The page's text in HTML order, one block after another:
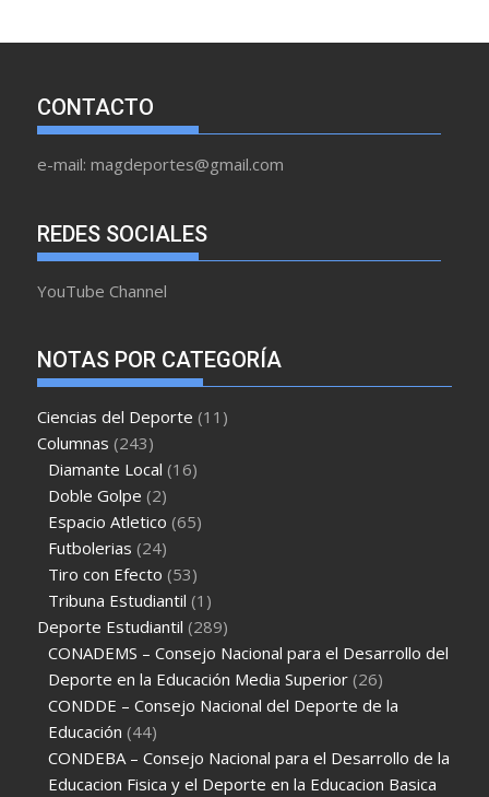
CONTACTO
e-mail: magdeportes@gmail.com
REDES SOCIALES
YouTube Channel
NOTAS POR CATEGORÍA
Ciencias del Deporte (11)
Columnas (243)
Diamante Local (16)
Doble Golpe (2)
Espacio Atletico (65)
Futbolerias (24)
Tiro con Efecto (53)
Tribuna Estudiantil (1)
Deporte Estudiantil (289)
CONADEMS – Consejo Nacional para el Desarrollo del
Deporte en la Educación Media Superior (26)
CONDDE – Consejo Nacional del Deporte de la
Educación (44)
CONDEBA – Consejo Nacional para el Desarrollo de la
Educacion Fisica y el Deporte en la Educacion Basica